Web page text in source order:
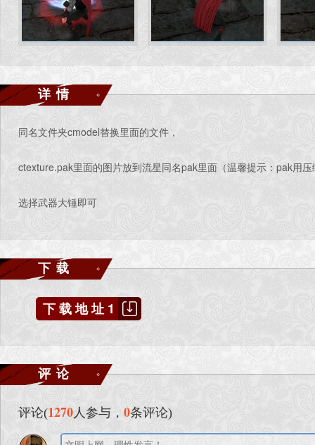
详情
同名文件夹cmodel替换里面的文件，
ctexture.pak里面的图片放到流星同名pak里面（温馨提示：pak用
选择武器大锤即可
下载
下载地址1
评论
评论(1270 人参与， 0条评论)